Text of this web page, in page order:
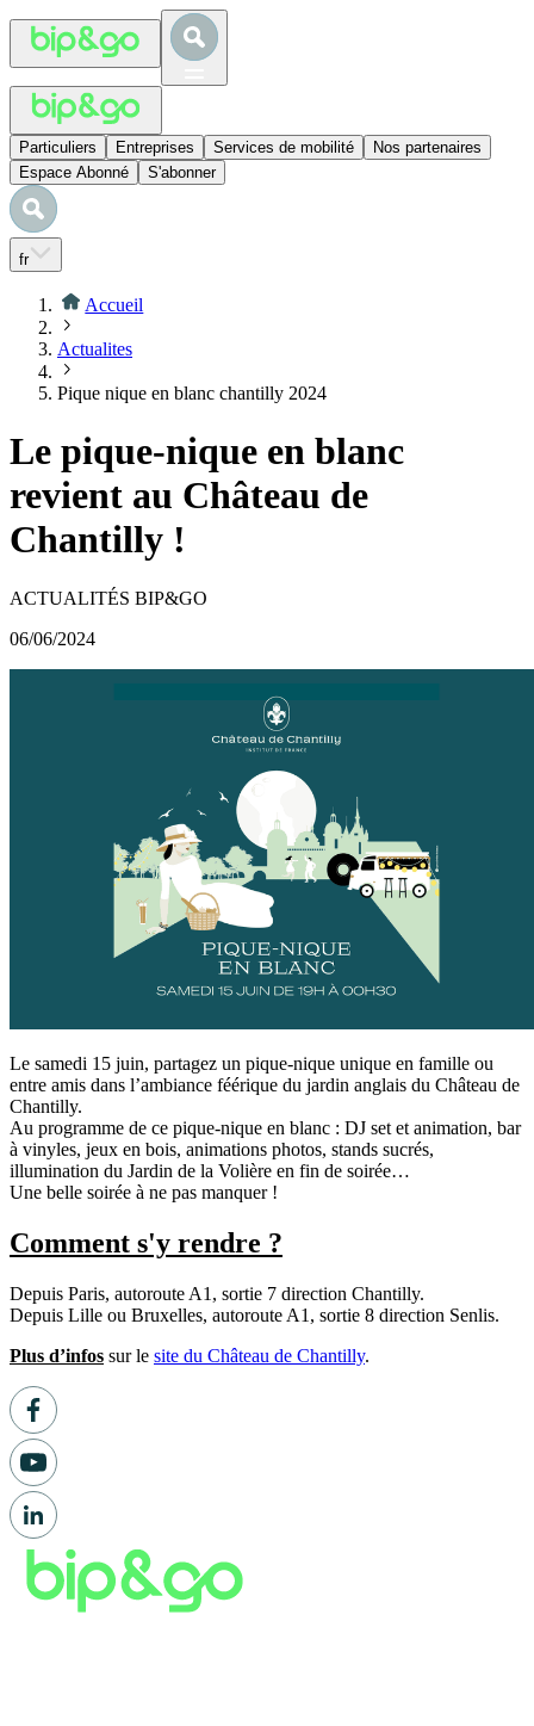
Particuliers Entreprises Services de mobilité
Nos partenaires
Espace Abonné
S'abonner
fr
Accueil
Actualites
Pique nique en blanc chantilly 2024
Le pique-nique en blanc
revient au Château de
Chantilly !
ACTUALITÉS BIP&GO
06/06/2024
Le samedi 15 juin, partagez un pique-nique unique en famille ou
entre amis dans l’ambiance féérique du jardin anglais du Château de
Chantilly.
Au programme de ce pique-nique en blanc : DJ set et animation, bar
à vinyles, jeux en bois, animations photos, stands sucrés,
illumination du Jardin de la Volière en fin de soirée…
Une belle soirée à ne pas manquer !
Comment s'y rendre ?
Depuis Paris, autoroute A1, sortie 7 direction Chantilly.
Depuis Lille ou Bruxelles, autoroute A1, sortie 8 direction Senlis.
Plus d’infos sur le site du Château de Chantilly.